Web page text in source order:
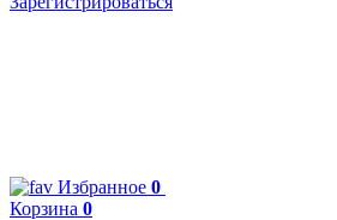
Избранное 0
Корзина 0